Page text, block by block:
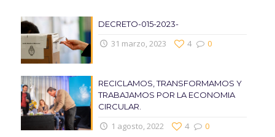
DECRETO-015-2023-
31 marzo, 2023 0
4
RECICLAMOS, TRANSFORMAMOS Y
TRABAJAMOS POR LA ECONOMIA
CIRCULAR.
1 agosto, 2022 0
4